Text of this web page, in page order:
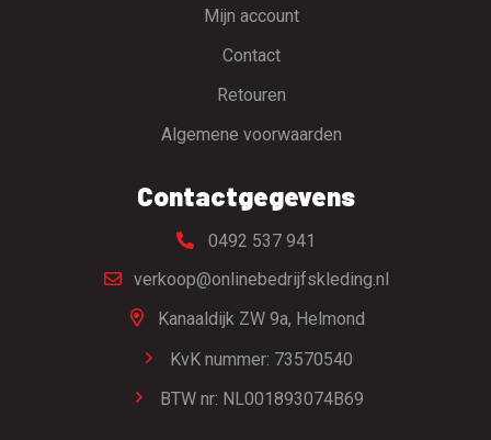
Mijn account
Contact
Retouren
Algemene voorwaarden
Contactgegevens
0492 537 941
verkoop@onlinebedrijfskleding.nl
Kanaaldijk ZW 9a, Helmond
KvK nummer: 73570540
BTW nr: NL001893074B69